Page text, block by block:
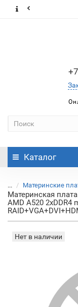
Каталог
... Материнские
Материнская
AMD A520 2xDDR4
Нет в наличии